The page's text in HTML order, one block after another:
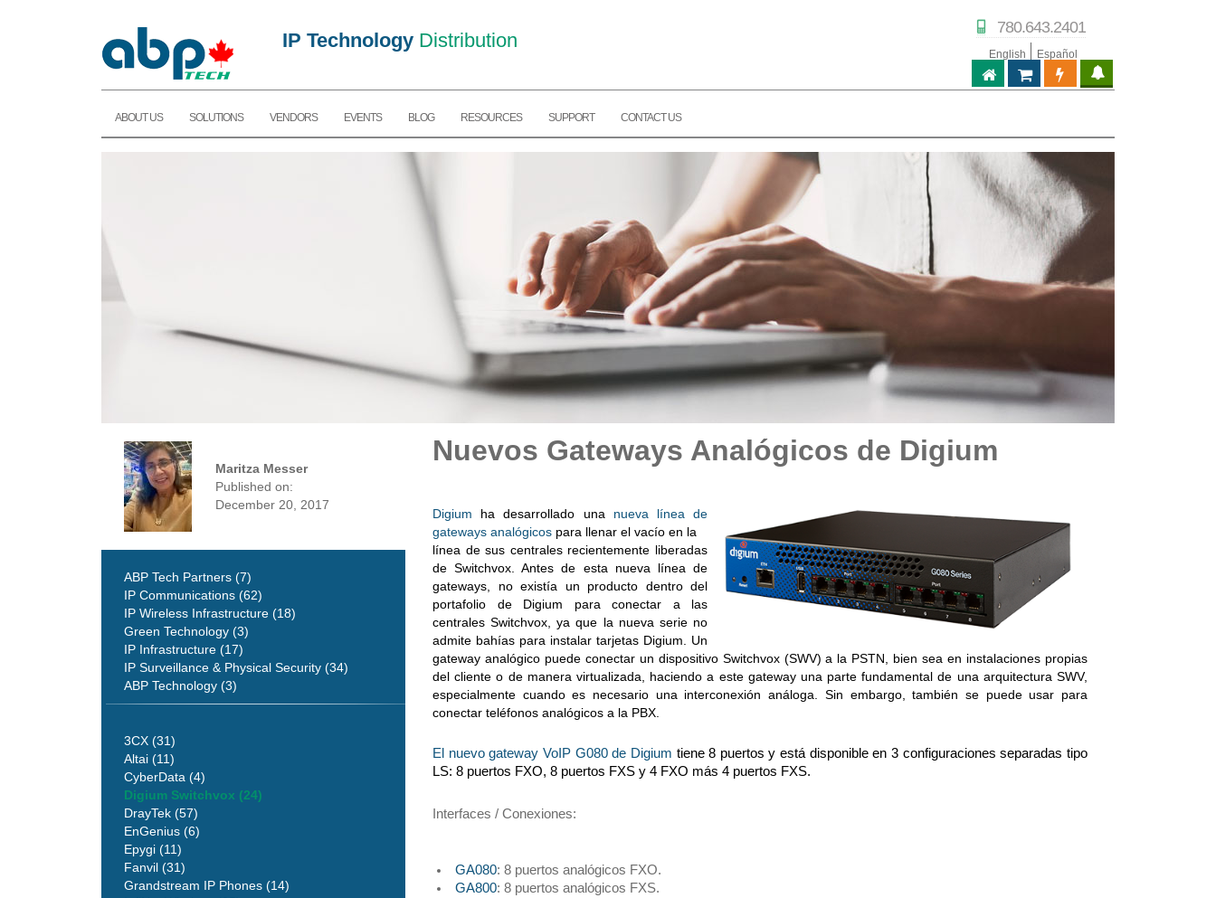
IP Technology Distribution
780.643.2401
English Español
PARTNER PORTAL
PARTNER STORE
ABPTECH.COM
ABOUT US SOLUTIONS VENDORS EVENTS BLOG RESOURCES SUPPORT CONTACT US
Nuevos Gateways Analógicos de Digium
Digium ha desarrollado una nueva línea de
gateways analógicos para llenar el vacío en la
línea de sus centrales recientemente liberadas
de Switchvox. Antes de esta nueva línea de
gateways, no existía un producto dentro del
portafolio de Digium para conectar a las
centrales Switchvox, ya que la nueva serie no
admite bahías para instalar tarjetas Digium. Un
gateway analógico puede conectar un dispositivo Switchvox (SWV) a la PSTN, bien sea en instalaciones propias
del cliente o de manera virtualizada, haciendo a este gateway una parte fundamental de una arquitectura SWV,
especialmente cuando es necesario una interconexión análoga. Sin embargo, también se puede usar para
conectar teléfonos analógicos a la PBX.
El nuevo gateway VoIP G080 de Digium tiene 8 puertos y está disponible en 3 configuraciones separadas tipo
LS: 8 puertos FXO, 8 puertos FXS y 4 FXO más 4 puertos FXS.
Interfaces / Conexiones:
GA080: 8 puertos analógicos FXO.
GA800: 8 puertos analógicos FXS.
Maritza Messer
Published on:
December 20, 2017
ABP Tech Partners (7)
IP Communications (62)
IP Wireless Infrastructure (18)
Green Technology (3)
IP Infrastructure (17)
IP Surveillance & Physical Security (34)
ABP Technology (3)
3CX (31)
Altai (11)
CyberData (4)
Digium Switchvox (24)
DrayTek (57)
EnGenius (6)
Epygi (11)
Fanvil (31)
Grandstream IP Phones (14)